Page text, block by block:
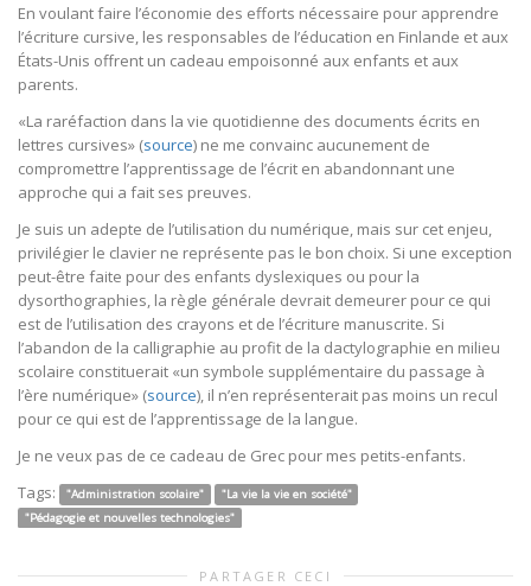
En voulant faire l’économie des efforts nécessaire pour apprendre
l’écriture cursive, les responsables de l’éducation en Finlande et aux
États-Unis offrent un cadeau empoisonné aux enfants et aux
parents.
«La raréfaction dans la vie quotidienne des documents écrits en
lettres cursives» (source) ne me convainc aucunement de
compromettre l’apprentissage de l’écrit en abandonnant une
approche qui a fait ses preuves.
Je suis un adepte de l’utilisation du numérique, mais sur cet enjeu,
privilégier le clavier ne représente pas le bon choix. Si une exception
peut-être faite pour des enfants dyslexiques ou pour la
dysorthographies, la règle générale devrait demeurer pour ce qui
est de l’utilisation des crayons et de l’écriture manuscrite. Si
l’abandon de la calligraphie au profit de la dactylographie en milieu
scolaire constituerait «un symbole supplémentaire du passage à
l’ère numérique» (source), il n’en représenterait pas moins un recul
pour ce qui est de l’apprentissage de la langue.
Je ne veux pas de ce cadeau de Grec pour mes petits-enfants.
Tags:
"Administration scolaire"
"La vie la vie en société"
"Pédagogie et nouvelles technologies"
PARTAGER CECI